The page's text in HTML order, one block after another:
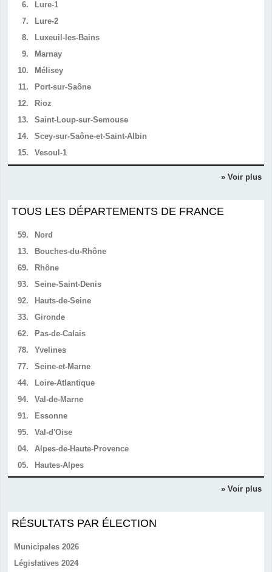
6.
Lure-1
7.
Lure-2
8.
Luxeuil-les-Bains
9.
Marnay
10.
Mélisey
11.
Port-sur-Saône
12.
Rioz
13.
Saint-Loup-sur-Semouse
14.
Scey-sur-Saône-et-Saint-Albin
15.
Vesoul-1
» Voir plus
TOUS LES DÉPARTEMENTS DE FRANCE
59.
Nord
13.
Bouches-du-Rhône
69.
Rhône
93.
Seine-Saint-Denis
92.
Hauts-de-Seine
33.
Gironde
62.
Pas-de-Calais
78.
Yvelines
77.
Seine-et-Marne
44.
Loire-Atlantique
94.
Val-de-Marne
91.
Essonne
95.
Val-d'Oise
04.
Alpes-de-Haute-Provence
05.
Hautes-Alpes
» Voir plus
RÉSULTATS PAR ÉLECTION
Municipales 2026
Législatives 2024